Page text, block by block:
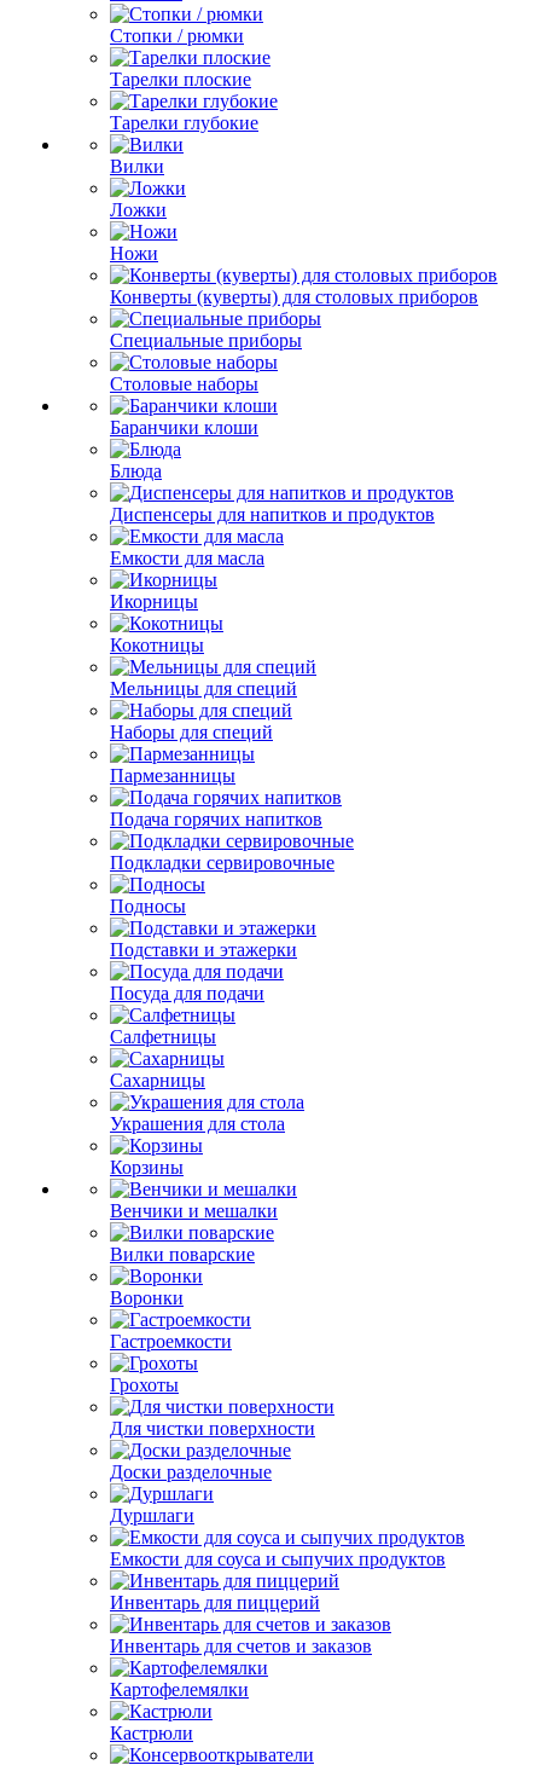
Стопки / рюмки
Тарелки плоские
Тарелки глубокие
Вилки
Ложки
Ножи
Конверты (куверты) для столовых приборов
Специальные приборы
Столовые наборы
Баранчики клоши
Блюда
Диспенсеры для напитков и продуктов
Емкости для масла
Икорницы
Кокотницы
Мельницы для специй
Наборы для специй
Пармезанницы
Подача горячих напитков
Подкладки сервировочные
Подносы
Подставки и этажерки
Посуда для подачи
Салфетницы
Сахарницы
Украшения для стола
Корзины
Венчики и мешалки
Вилки поварские
Воронки
Гастроемкости
Грохоты
Для чистки поверхности
Доски разделочные
Дуршлаги
Емкости для соуса и сыпучих продуктов
Инвентарь для пиццерий
Инвентарь для счетов и заказов
Картофелемялки
Кастрюли